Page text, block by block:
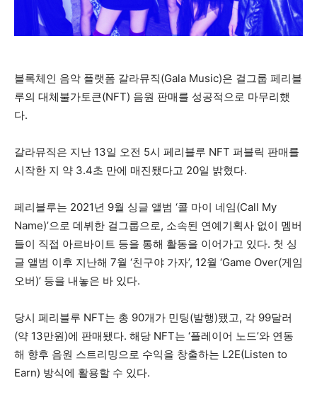
블록체인 음악 플랫폼 갈라뮤직(Gala Music)은 걸그룹 페리블
루의 대체불가토큰(NFT) 음원 판매를 성공적으로 마무리했
다.
갈라뮤직은 지난 13일 오전 5시 페리블루 NFT 퍼블릭 판매를
시작한 지 약 3.4초 만에 매진됐다고 20일 밝혔다.
페리블루는 2021년 9월 싱글 앨범 ‘콜 마이 네임(Call My
Name)’으로 데뷔한 걸그룹으로, 소속된 연예기획사 없이 멤버
들이 직접 아르바이트 등을 통해 활동을 이어가고 있다. 첫 싱
글 앨범 이후 지난해 7월 ‘친구야 가자’, 12월 ‘Game Over(게임
오버)’ 등을 내놓은 바 있다.
당시 페리블루 NFT는 총 90개가 민팅(발행)됐고, 각 99달러
(약 13만원)에 판매됐다. 해당 NFT는 ‘플레이어 노드’와 연동
해 향후 음원 스트리밍으로 수익을 창출하는 L2E(Listen to
Earn) 방식에 활용할 수 있다.